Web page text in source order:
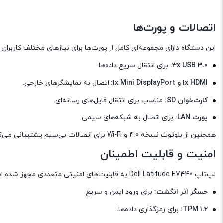
اتصالات و پورت‌ها
این دستگاه دارای مجموعه‌ای کامل از پورت‌ها برای نیازهای مختلف
3x USB 3.0: برای انتقال سریع داده‌ها.
1x HDMI و 1x Mini DisplayPort:
اتصال به نمایشگرهای خارجی.
کارت‌خوان SD:
مناسب برای انتقال فایل‌های رسانه‌ای.
پورت LAN:
برای اتصال به شبکه‌های سیمی.
همچنین از بلوتوث نسخه 4.0 و Wi-Fi برای اتصالات بی‌سیم پشتیبانی می‌کند.
امنیت و قابلیت اطمینان
لپ‌تاپ Dell Latitude E7440 به قابلیت‌های امنیتی متعددی مجهز شده است:
حسگر اثر انگشت: برای ورود ایمن و سریع.
TPM 1.2: برای رمزگذاری داده‌ها.